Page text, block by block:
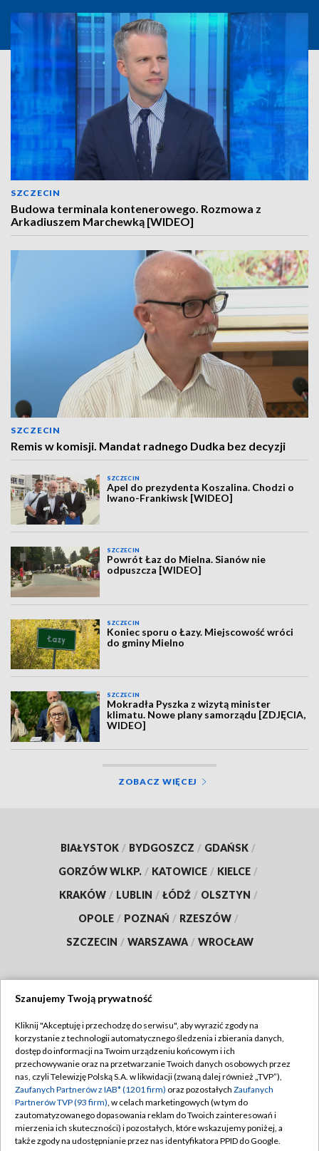
SZCZECIN
Budowa terminala kontenerowego. Rozmowa z
Arkadiuszem Marchewką [WIDEO]
SZCZECIN
Remis w komisji. Mandat radnego Dudka bez decyzji
SZCZECIN
Apel do prezydenta Koszalina. Chodzi o
Iwano-Frankiwsk [WIDEO]
SZCZECIN
Powrót Łaz do Mielna. Sianów nie
odpuszcza [WIDEO]
SZCZECIN
Koniec sporu o Łazy. Miejscowość wróci
do gminy Mielno
SZCZECIN
Mokradła Pyszka z wizytą minister
klimatu. Nowe plany samorządu [ZDJĘCIA,
WIDEO]
ZOBACZ WIĘCEJ
BIAŁYSTOK / BYDGOSZCZ / GDAŃSK /
GORZÓW WLKP. / KATOWICE / KIELCE /
KRAKÓW / LUBLIN / ŁÓDŹ / OLSZTYN /
OPOLE / POZNAŃ / RZESZÓW /
SZCZECIN / WARSZAWA / WROCŁAW
TVP
Abonament TVP
Emisja w TVP
Centrum informacji TVP
Naziemna Telewizja Cyfrowa
Regulamin TVP
Polityka prywatności
Moje zgody
Pomoc
Szanujemy Twoją prywatność
Kliknij "Akceptuję i przechodzę do serwisu", aby wyrazić zgody na
korzystanie z technologii automatycznego śledzenia i zbierania danych,
dostęp do informacji na Twoim urządzeniu końcowym i ich
przechowywanie oraz na przetwarzanie Twoich danych osobowych przez
nas, czyli Telewizję Polską S.A. w likwidacji (zwaną dalej również „TVP”),
Zaufanych Partnerów z IAB* (1201 firm) oraz pozostałych Zaufanych
Partnerów TVP (93 firm), w celach marketingowych (w tym do
zautomatyzowanego dopasowania reklam do Twoich zainteresowań i
mierzenia ich skuteczności) i pozostałych, które wskazujemy poniżej, a
także zgody na udostępnianie przez nas identyfikatora PPID do Google.